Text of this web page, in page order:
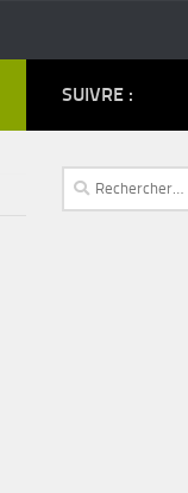
SUIVRE :
Rechercher :